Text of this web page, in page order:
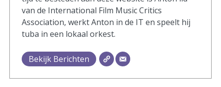
van de International Film Music Critics
Association, werkt Anton in de IT en speelt hij
tuba in een lokaal orkest.
Bekijk Berichten